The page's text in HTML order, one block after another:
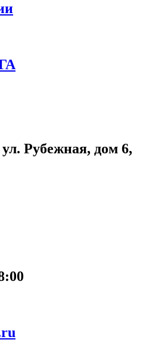
Рубежная, дом 6,